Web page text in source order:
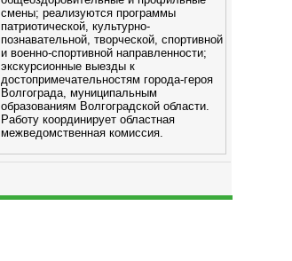
смены; реализуются программы
патриотической, культурно-
познавательной, творческой, спортивной
и военно-спортивной направленности;
экскурсионные выезды к
достопримечательностям города-героя
Волгограда, муниципальным
образованиям Волгоградской области.
Работу координирует областная
межведомственная комиссия.